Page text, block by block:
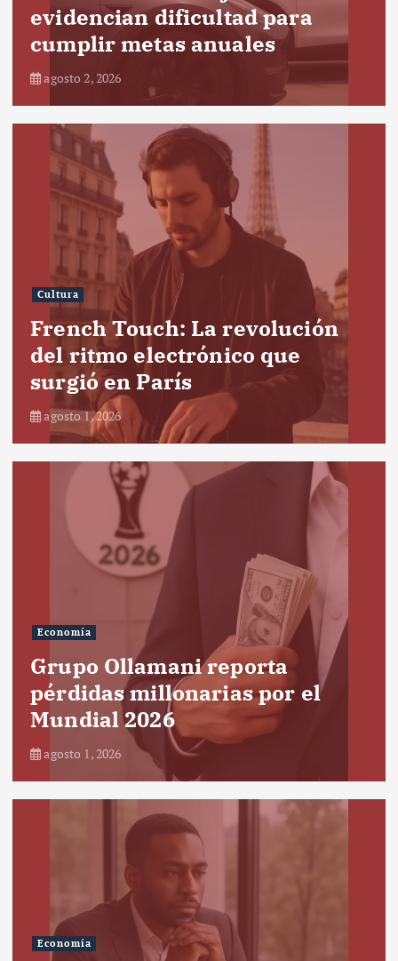
evidencian dificultad para
cumplir metas anuales
agosto 2, 2026
Cultura
French Touch: La revolución
del ritmo electrónico que
surgió en París
agosto 1, 2026
Economía
Grupo Ollamani reporta
pérdidas millonarias por el
Mundial 2026
agosto 1, 2026
Economía